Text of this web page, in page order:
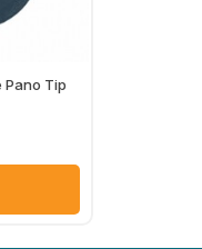
Pano Tip